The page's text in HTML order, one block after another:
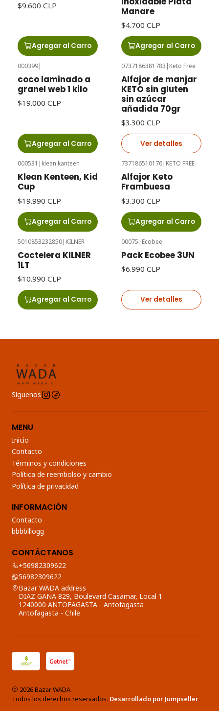
$9.600 CLP
Agregar al Carro
Manare
$4.700 CLP
Agregar al Carro
000399|
coco laminado a
granel web 1 kilo
$19.000 CLP
Agregar al Carro
0737186381783 | Keto Free
Alfajor de manjar
KETO sin gluten
sin azúcar
añadida 70gr
$3.300 CLP
Ver detalles
000531 | klean kanteen
Klean Kenteen, Kid
Cup
$19.990 CLP
Agregar al Carro
737186510176| KETO FREE
Alfajor Keto
Frambuesa
$3.300 CLP
Agregar al Carro
5010853232850| KILNER
Coctelera KILNER
1LT
$10.990 CLP
Agregar al Carro
00075 | Ecobee
Pack Ecobee 3UN
$6.990 CLP
Ver detalles
Síguenos
MENU
Inicio
Contacto
Términos y condiciones
Política de reembolso y cambio
Política de privacidad
INFORMACIÓN
Contacto
bbbblllogg
CONTÁCTANOS
+56982309622
56982309622
Bazar WADA address
DIAZ GANA 829, Boulevard Casamar, Local 1
1240000 ANTOFAGASTA - Antofagasta
Antofagasta - Chile
2026 Bazar WADA.
Todos los derechos reservados. Desarrollado por Jumpseller.